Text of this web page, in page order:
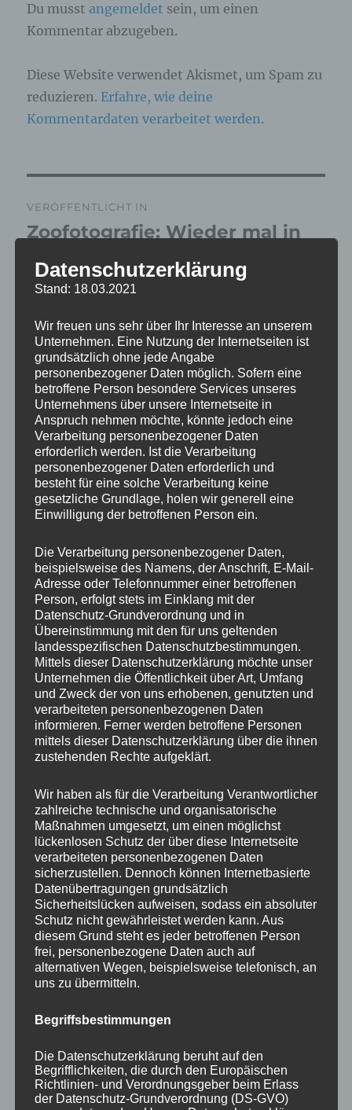
Du musst angemeldet sein, um einen
Kommentar abzugeben.
Diese Website verwendet Akismet, um Spam zu
reduzieren. Erfahre, wie deine
Kommentardaten verarbeitet werden.
VERÖFFENTLICHT IN
Zoofotografie: Wieder mal in
Grömitz am 16.04.2026
MP Mario Porten
Beratung
Training
Coaching
Impulsvorträge
NEWS ABONNIEREN?
Your email:
KATEGORIEN
Aktuelles vom MP
Allgemein
Impulse zur persönlichen Reflexion
Naturfoto-Blog
Datenschutzerklärung
Stand: 18.03.2021
Wir freuen uns sehr über Ihr Interesse an unserem
Unternehmen. Eine Nutzung der Internetseiten ist
grundsätzlich ohne jede Angabe
personenbezogener Daten möglich. Sofern eine
betroffene Person besondere Services unseres
Unternehmens über unsere Internetseite in
Anspruch nehmen möchte, könnte jedoch eine
Verarbeitung personenbezogener Daten
erforderlich werden. Ist die Verarbeitung
personenbezogener Daten erforderlich und
besteht für eine solche Verarbeitung keine
gesetzliche Grundlage, holen wir generell eine
Einwilligung der betroffenen Person ein.
Die Verarbeitung personenbezogener Daten,
beispielsweise des Namens, der Anschrift, E-Mail-
Adresse oder Telefonnummer einer betroffenen
Person, erfolgt stets im Einklang mit der
Datenschutz-Grundverordnung und in
Übereinstimmung mit den für uns geltenden
landesspezifischen Datenschutzbestimmungen.
Mittels dieser Datenschutzerklärung möchte unser
Unternehmen die Öffentlichkeit über Art, Umfang
und Zweck der von uns erhobenen, genutzten und
verarbeiteten personenbezogenen Daten
informieren. Ferner werden betroffene Personen
mittels dieser Datenschutzerklärung über die ihnen
zustehenden Rechte aufgeklärt.
Wir haben als für die Verarbeitung Verantwortlicher
zahlreiche technische und organisatorische
Maßnahmen umgesetzt, um einen möglichst
lückenlosen Schutz der über diese Internetseite
verarbeiteten personenbezogenen Daten
sicherzustellen. Dennoch können Internetbasierte
Datenübertragungen grundsätzlich
Sicherheitslücken aufweisen, sodass ein absoluter
Schutz nicht gewährleistet werden kann. Aus
diesem Grund steht es jeder betroffenen Person
frei, personenbezogene Daten auch auf
alternativen Wegen, beispielsweise telefonisch, an
uns zu übermitteln.
Begriffsbestimmungen
Die Datenschutzerklärung beruht auf den
Begrifflichkeiten, die durch den Europäischen
Richtlinien- und Verordnungsgeber beim Erlass
der Datenschutz-Grundverordnung (DS-GVO)